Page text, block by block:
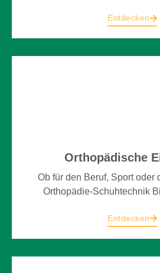
speziellen Schuhen oder
Entdecken
Orthopädische
Ob für den Beruf, Sport oder
Orthopädie-Schuhtechnik
Bedürfnisse gefertigt. Denn
Entdecken